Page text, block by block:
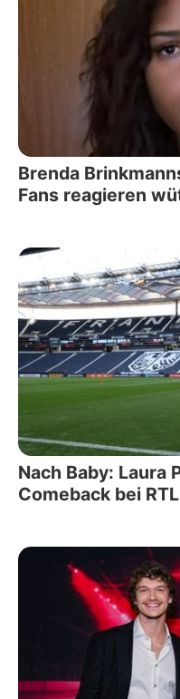
Brenda
Fans reagieren
Nach Baby: Laura
Comeback bei RTL